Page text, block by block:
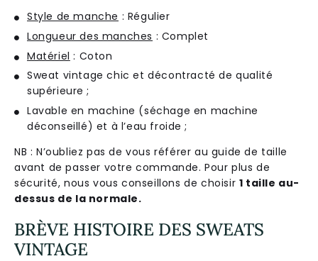
Style de manche : Régulier
Longueur des manches : Complet
Matériel : Coton
Sweat vintage chic et décontracté de qualité
supérieure ;
Lavable en machine (séchage en machine
déconseillé) et à l’eau froide ;
NB : N’oubliez pas de vous référer au guide de taille
avant de passer votre commande. Pour plus de
sécurité, nous vous conseillons de choisir 1 taille au-
dessus de la normale.
BRÈVE HISTOIRE DES SWEATS
VINTAGE